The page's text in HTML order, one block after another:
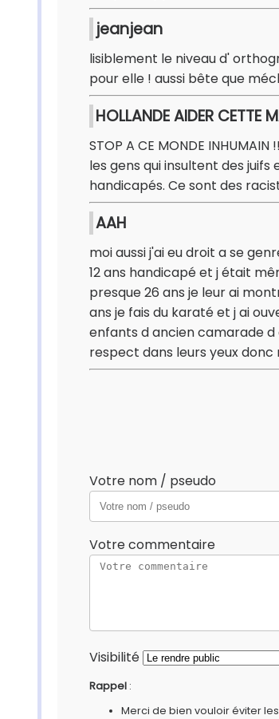
jeanjean
lisiblement le niveau d'
pour elle ! aussi bête que
HOLLANDE AIDER CETTE
STOP A CE MONDE
les gens qui insultent des
handicapés. Ce sont des
AAH
moi aussi j'ai eu droit a se
12 ans handicapé et j était
presque 26 ans je leur ai
ans je fais du karaté et j ai
enfants d ancien camarade d
respect dans leurs yeux
Votre nom / pseudo
Votre commentaire
Visibilité
Rappel :
Merci de bien vouloir éviter